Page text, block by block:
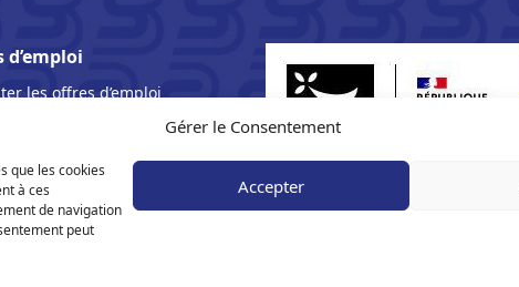
Gérer le Consentement
que les cookies
à ces
de navigation
peut
Accepter
d’emploi
les offres d’emploi
de confidentialité